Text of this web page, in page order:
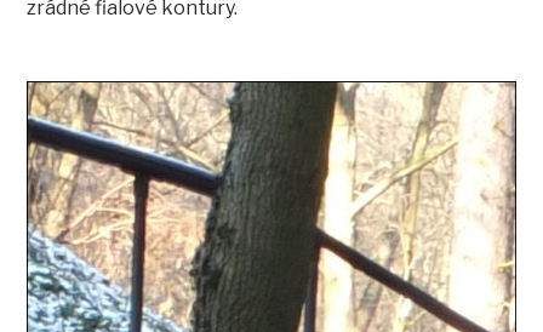
zrádné fialové kontury.